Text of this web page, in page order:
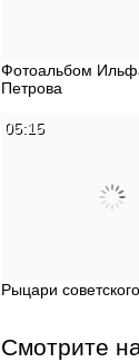
Фотоальбом
Петрова
Рыцари
05:15
Смотрите